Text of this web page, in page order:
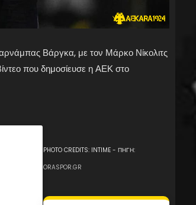
Βάργκα, με τον Μάρκο Νίκολιτς
που δημοσίευσε η ΑΕΚ στο
PHOTO CREDITS: INTIME - ΠΗΓΗ:
ORASPOR.GR